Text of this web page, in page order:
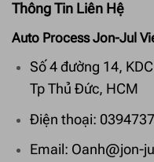
Thông Tin Liên Hệ
Auto Process Jon-Jul
Số 4 đường 14,
Tp Thủ Đức, HCM
Điện thoại:
Email: Oanh@jon-